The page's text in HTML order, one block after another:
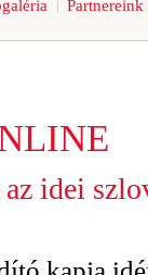
Partnereink
idei